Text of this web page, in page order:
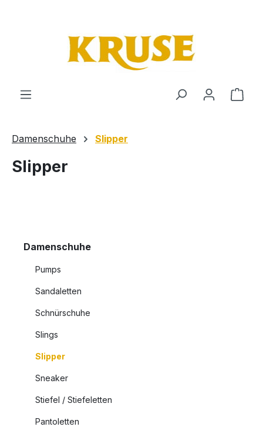
Damenschuhe Slipper
Slipper
Damenschuhe
Pumps
Sandaletten
Schnürschuhe
Slings
Slipper
Sneaker
Stiefel / Stiefeletten
Pantoletten